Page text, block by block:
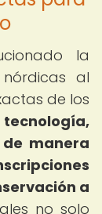
la
al
de los
manera
a
no solo